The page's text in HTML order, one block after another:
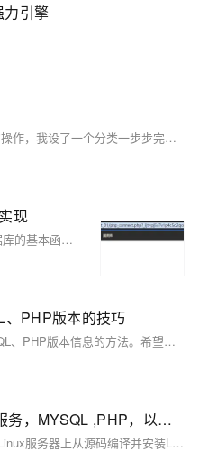
力引擎
序 登录注册系统是日常上网最普通的操作，我设了一个分类一步步完善注册登录系统，若有哪里错误请慧教 所用语言：php 数据库 ：mysql 本次实现功能： 1.用户注册 2.用户登录 主要文件： 完整代码 1 sql 在已有的数据库里创建user表，id,...
现
本文介绍了使用PHP连接MySQL数据库的基本函数及其实现案例。内容涵盖数据库连接、选择数据库、执行查询、获取结果等常用操作，并通过用户登录和修改密码的功能实例，展示了PHP与MySQL的交互过程及代码实现。
PHP版本的技巧
以上就是查看Linux、Apache、MySQL、PHP版本信息的方法。希望这些信息能帮助你更好地理解和使用你的LAMP技术栈。
源码编译安装LAMP（HTTP服务，MYSQL ,PHP，以及bbs论坛）
通过以上步骤，你可以成功地在一台Linux服务器上从源码编译并安装LAMP环境，并配置一个BBS论坛（Discuz!）。这些步骤涵盖了从安装依赖、下载源代码、配置编译到安装完成的所有细节。每个命令的解释确保了过程的透明度，使即使是非专业人士也能够理解整个流程。